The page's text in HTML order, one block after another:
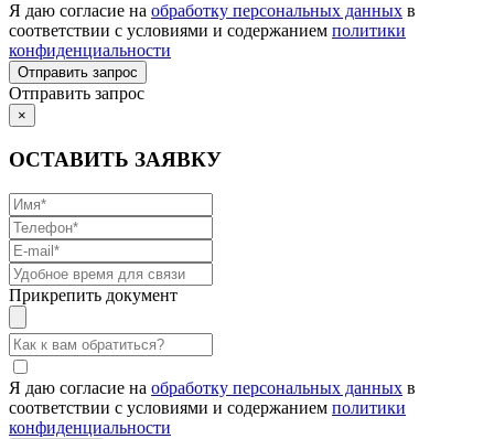
Я даю согласие на обработку персональных данных в
соответствии с условиями и содержанием политики
конфиденциальности
Отправить запрос
×
ОСТАВИТЬ ЗАЯВКУ
Прикрепить документ
Я даю согласие на обработку персональных данных в
соответствии с условиями и содержанием политики
конфиденциальности